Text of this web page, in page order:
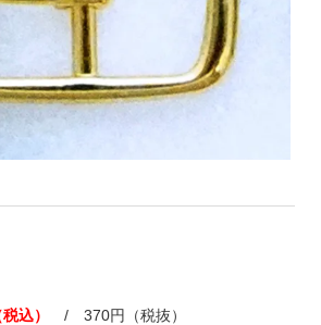
込）
/ 370円（税抜）